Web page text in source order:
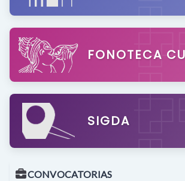
FONOTECA
SIGDA
CONVOCATORIAS